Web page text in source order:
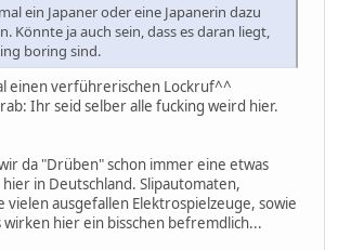
ein Japaner oder eine Japanerin dazu
Könnte ja auch sein, dass es daran liegt,
boring sind.
einen verführerischen Lockruf^^
Ihr seid selber alle fucking weird hier.
da "Drüben" schon immer eine etwas
in Deutschland. Slipautomaten,
vielen ausgefallen Elektrospielzeuge, sowie
wirken hier ein bisschen befremdlich...